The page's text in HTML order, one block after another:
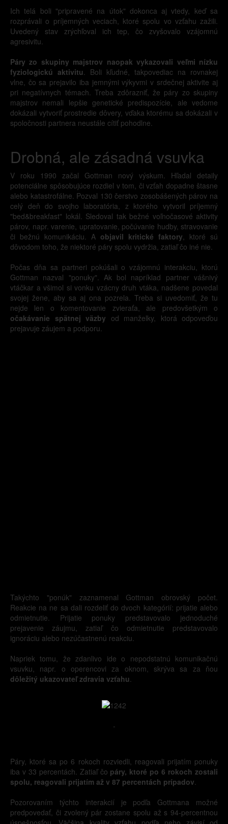
Ich telá boli "pripravené na útok" dokonca aj vtedy, keď sa
rozprávali o príjemných veciach, ktoré spolu vo vzťahu zažili.
Uvedený stav zrýchľoval ich tep, čo zvyšovalo vzájomnú
agresivitu.
Páry zo skupiny majstrov naopak vykazovali veľmi nízku
fyziologickú aktivitu. Boli kľudné, takpovediac na rovnakej
vlne, čo sa prejavilo iba jemnými výkyvmi v srdečnej aktivite aj
pri negatívnych témach. Treba zdôrazniť, že páry zo skupiny
majstrov nemali lepšie genetické predispozície, ale vedome
dokázali vytvoriť prostredie dôvery, vďaka ktorému sa dokázali v
spoločnosti partnera neustále cítiť pohodlne.
Drobná, ale zásadná vsuvka
V roku 1990 začal Gottman nový výskum. Hľadal detaily
potenciálne spôsobujúce rozdiel v tom, či vzťah dopadne štasne
alebo katastrofálne. Pozval 130 čerstvo zosobášených párov na
celý deň do svojho laboratória, z ktorého vytvoril príjemný
"bed&breakfast" lokál. Sledoval tak bežné voľnočasové aktivity
párov, napr. varenie, upratovanie, počúvanie hudby, stravovanie
či bežnú komunikáciu. A objavil kritické faktory, ktoré sú
dôvodom toho, že niektoré páry spolu vydržia, zatiaľ čo iné nie.
Počas dňa sa partneri pokúšali o vzájomnú interakciu, ktorú
Gottman nazval "ponuky". Ak bol napríklad partner vášnivý
vtáčkar a všimol si vonku vzácny druh vtáka, nadšene povedal
svojej žene, aby sa aj ona pozrela. Treba si uvedomiť, že tu
nejde len o komentovanie zvieraťa, ale predovšetkým o
očakávanie spätnej väzby od manželky, ktorá odpoveďou
prejavuje záujem a podporu.
Takýchto "ponúk" zaznamenal Gottman obrovský počet.
Reakcie na ne sa dali rozdeliť do dvoch kategórií: prijatie alebo
odmietnutie. Prijatie ponuky predstavovalo jednoduché
prejavenie záujmu, zatiaľ čo odmietnutie predstavovalo
ignoráciu alebo nezúčastnenú reakciu.
Napriek tomu, že zdanlivo ide o nepodstatnú komunikačnú
vsuvku, napr. o operencovi za oknom, skrýva sa za ňou
dôležitý ukazovateľ zdravia vzťahu.
-
Páry, ktoré sa po 6 rokoch rozviedli, reagovali prijatím ponuky
iba v 33 percentách. Zatiaľ čo páry, ktoré po 6 rokoch zostali
spolu, reagovali prijatím až v 87 percentách prípadov.
Pozorovaním týchto interakcií je podľa Gottmana možné
predpovedať, či zvolený pár zostane spolu až s 94-percentnou